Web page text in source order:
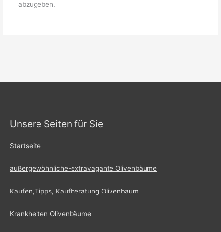
abzugeben.
Unsere Seiten für Sie
Startseite
außergewöhnliche-extravagante Olivenbäume
Kaufen,Tipps, Kaufberatung Olivenbaum
Krankheiten Olivenbäume